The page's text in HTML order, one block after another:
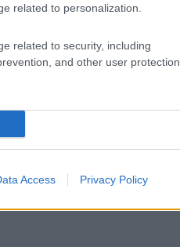
related to personalization.
related to security, including
and other user protection.
Access Privacy Policy